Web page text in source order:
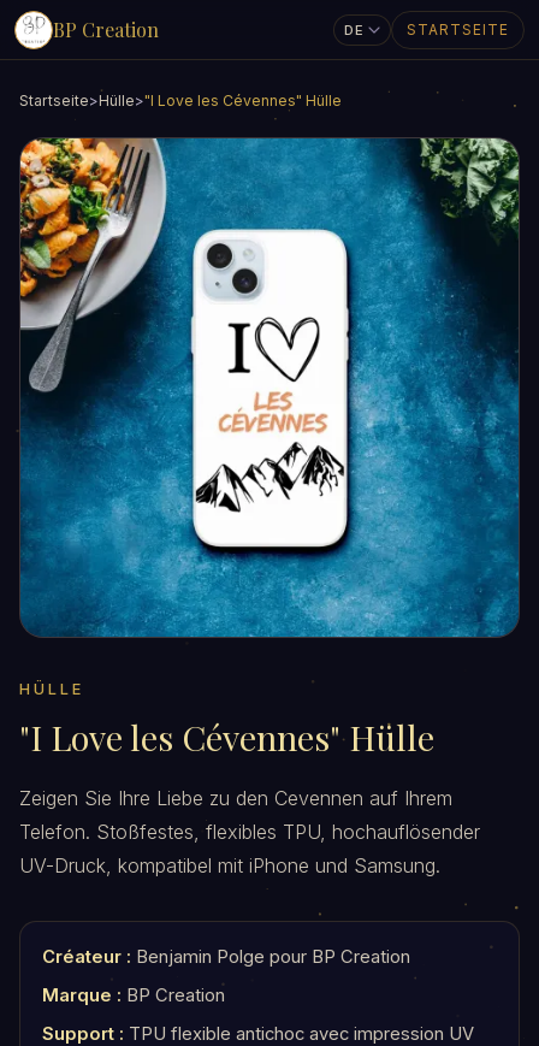
BP Creation STARTSEITE
Startseite>Hülle>"I Love les Cévennes" Hülle
HÜLLE
"I Love les Cévennes" Hülle
Zeigen Sie Ihre Liebe zu den Cevennen auf Ihrem
Telefon. Stoßfestes, flexibles TPU, hochauflösender
UV-Druck, kompatibel mit iPhone und Samsung.
Créateur : Benjamin Polge pour BP Creation
Marque : BP Creation
Support : TPU flexible antichoc avec impression UV